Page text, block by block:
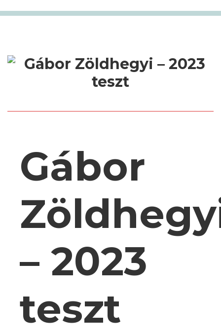
Gábor
– 2023
teszt